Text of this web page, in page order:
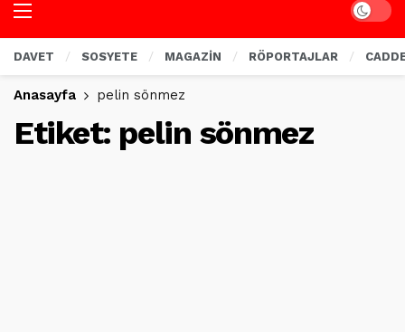
Dark
DAVET SOSYETE MAGAZİN RÖPORTAJLAR
Anasayfa pelin sönmez
Etiket: pelin sönmez